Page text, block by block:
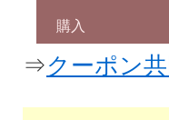
購入
⇒クーポン